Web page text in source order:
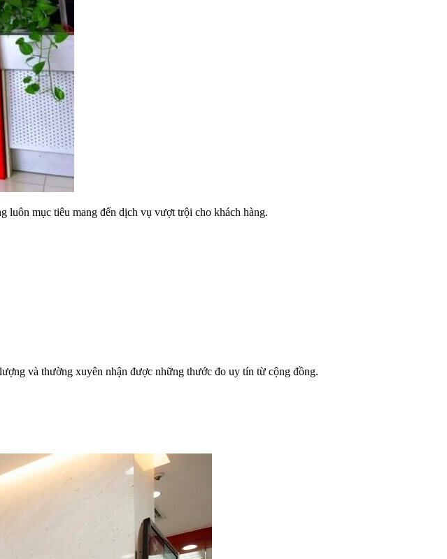
luôn mục tiêu mang đến dịch vụ vượt trội cho khách hàng.
và thường xuyên nhận được những thước đo uy tín từ cộng đồng.